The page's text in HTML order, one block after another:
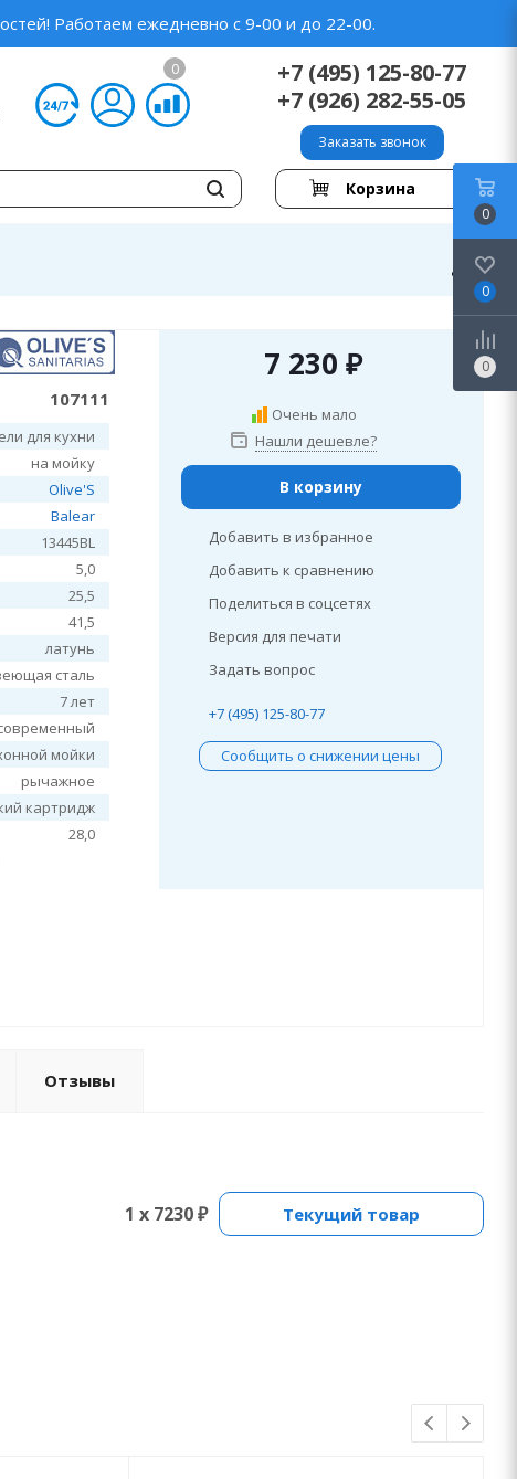
Работаем ежедневно с 9-00 и до 22-00.
0
+7 (495) 125-80-77
+7 (926) 282-55-05
Заказать звонок
Корзина
107111
для кухни
на мойку
Olive'S
Balear
13445BL
5,0
25,5
41,5
латунь
сталь
7 лет
мойки
рычажное
картридж
28,0
7 230 ₽
Очень мало
Нашли дешевле?
В корзину
Добавить в избранное
Добавить к сравнению
Поделиться в соцсетях
Версия для печати
Задать вопрос
+7 (495) 125-80-77
Сообщить о снижении цены
Отзывы
1 x 7230 ₽ Текущий товар
0
0
0